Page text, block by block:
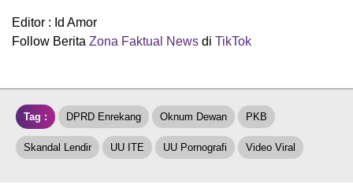
Editor : Id Amor
Follow Berita Zona Faktual News di TikTok
Tag : DPRD Enrekang Oknum Dewan PKB
Skandal Lendir UU ITE UU Pornografi Video Viral